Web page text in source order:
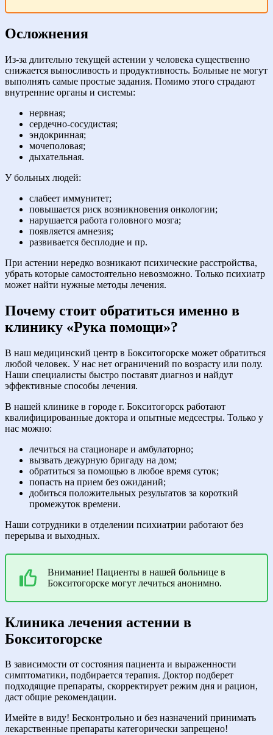
Осложнения
Из-за длительно текущей астении у человека существенно
снижается выносливость и продуктивность. Больные не могут
выполнять самые простые задания. Помимо этого страдают
внутренние органы и системы:
нервная;
сердечно-сосудистая;
эндокринная;
мочеполовая;
дыхательная.
У больных людей:
слабеет иммунитет;
повышается риск возникновения онкологии;
нарушается работа головного мозга;
появляется амнезия;
развивается бесплодие и пр.
При астении нередко возникают психические расстройства,
убрать которые самостоятельно невозможно. Только психиатр
может найти нужные методы лечения.
Почему стоит обратиться именно в
клинику «Рука помощи»?
В наш медицинский центр в Бокситогорске может обратиться
любой человек. У нас нет ограничений по возрасту или полу.
Наши специалисты быстро поставят диагноз и найдут
эффективные способы лечения.
В нашей клинике в городе г. Бокситогорск работают
квалифицированные доктора и опытные медсестры. Только у
нас можно:
лечиться на стационаре и амбулаторно;
вызвать дежурную бригаду на дом;
обратиться за помощью в любое время суток;
попасть на прием без ожиданий;
добиться положительных результатов за короткий
промежуток времени.
Наши сотрудники в отделении психиатрии работают без
перерыва и выходных.
Внимание! Пациенты в нашей больнице в
Бокситогорске могут лечиться анонимно.
Клиника лечения астении в
Бокситогорске
В зависимости от состояния пациента и выраженности
симптоматики, подбирается терапия. Доктор подберет
подходящие препараты, скорректирует режим дня и рацион,
даст общие рекомендации.
Имейте в виду! Бесконтрольно и без назначений принимать
лекарственные препараты категорически запрещено!